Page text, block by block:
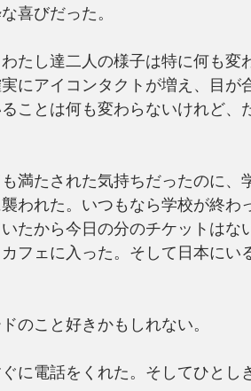
喜びだった。
たし達二人の様子は特に何も変
にアイコンタクトが増え、目が
ことは何も変わらないけれど、
満たされた気持ちだったのに、
われた。いつもなら学校が終わ
たから今日の分のチケットはな
フェに入った。そして日本にい
のこと好きかもしれない。
に電話をくれた。そしてひとし